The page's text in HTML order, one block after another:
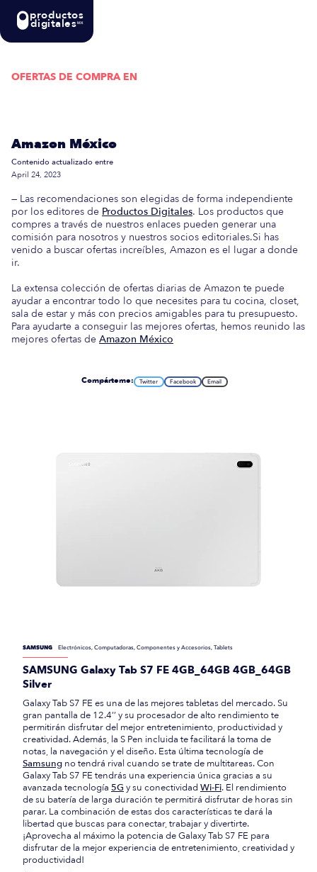
productos
digitalesMX
OFERTAS DE COMPRA EN
Amazon México
Contenido actualizado entre
April 24, 2023
— Las recomendaciones son elegidas de forma independiente
por los editores de Productos Digitales. Los productos que
compres a través de nuestros enlaces pueden generar una
comisión para nosotros y nuestros socios editoriales.Si has
venido a buscar ofertas increíbles, Amazon es el lugar a donde
ir.
La extensa colección de ofertas diarias de Amazon te puede
ayudar a encontrar todo lo que necesites para tu cocina, closet,
sala de estar y más con precios amigables para tu presupuesto.
Para ayudarte a conseguir las mejores ofertas, hemos reunido las
mejores ofertas de Amazon México
Compárteme: Twitter Facebook Email
SAMSUNG Electrónicos, Computadoras, Componentes y Accesorios, Tablets
SAMSUNG Galaxy Tab S7 FE 4GB_64GB 4GB_64GB
Silver
Galaxy Tab S7 FE es una de las mejores tabletas del mercado. Su
gran pantalla de 12.4’’ y su procesador de alto rendimiento te
permitirán disfrutar del mejor entretenimiento, productividad y
creatividad. Además, la S Pen incluida te facilitará la toma de
notas, la navegación y el diseño. Esta última tecnología de
Samsung no tendrá rival cuando se trate de multitareas. Con
Galaxy Tab S7 FE tendrás una experiencia única gracias a su
avanzada tecnología 5G y su conectividad Wi-Fi. El rendimiento
de su batería de larga duración te permitirá disfrutar de horas sin
parar. La combinación de estas dos características te dará la
libertad que buscas para conectar, trabajar y divertirte.
¡Aprovecha al máximo la potencia de Galaxy Tab S7 FE para
disfrutar de la mejor experiencia de entretenimiento, creatividad y
productividad!